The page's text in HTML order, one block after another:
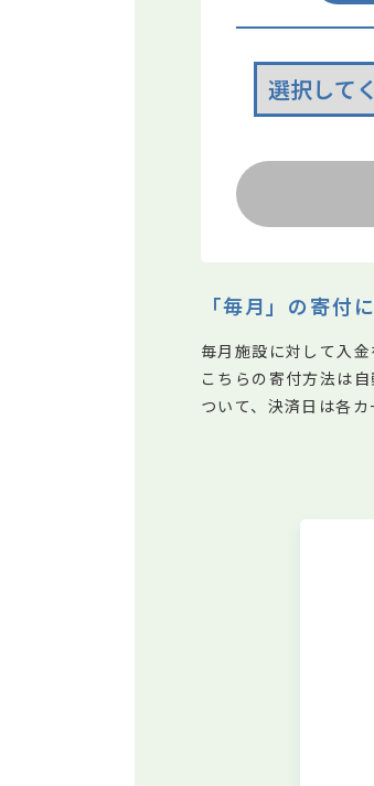
「毎月」の寄付
毎月施設に対して入金
こちらの寄付方法は
ついて、決済日は各カ